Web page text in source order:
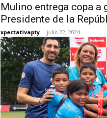
Mulino entrega copa a
Presidente de la
xpectativapty - julio 22, 2024